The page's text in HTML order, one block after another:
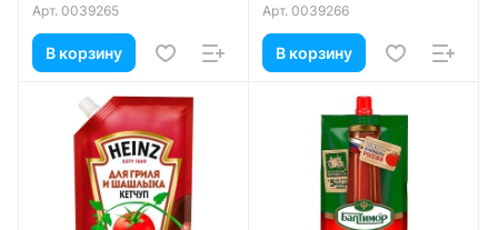
Арт. 0039265
В корзину
Арт. 0039266
В корзину